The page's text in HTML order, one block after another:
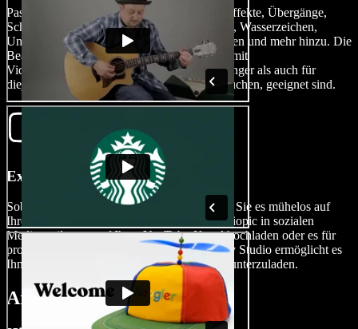
Passen Sie Ihr neues Projekt an. Fügen Sie Effekte, Übergänge,
Schriftarten, Overlays, Green-Screen-Effekte, Wasserzeichen,
Untertitel, Sprachüberlagerungen, Animationen und mehr hinzu. Die
Bearbeitungsmöglichkeiten sind grenzenlos, mit
Videobearbeitungstools, die sowohl für Anfänger als auch für
diejenigen, die fortgeschrittene Funktionen suchen, geeignet sind.
Exportieren Sie Ihr Biopic
Sobald Ihr Meisterwerk fertig ist, exportieren Sie es mühelos auf
Ihre bevorzugte Plattform. Egal, ob Sie Ihr Biopic in sozialen
Medien teilen, es auf Ihren YouTube-Kanal hochladen oder es für
professionelle Zwecke verwenden, Speechify Studio ermöglicht es
Ihnen, in mehreren Video-Dateiformaten herunterzuladen.
Arten von Biopic-Filmen